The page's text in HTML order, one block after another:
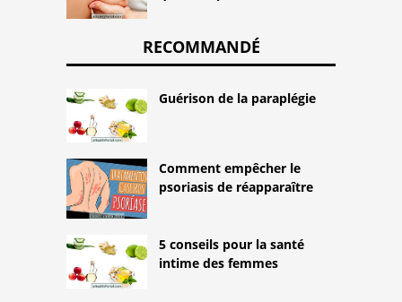
RECOMMANDÉ
Guérison de la paraplégie
Comment empêcher le
psoriasis de réapparaître
5 conseils pour la santé
intime des femmes